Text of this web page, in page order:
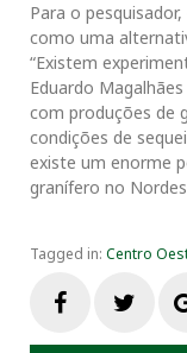
Para o
como uma
“Existem
Eduardo Magalhães
com produções de
condições de
existe um enorme
granífero no
Tagged in: Centro